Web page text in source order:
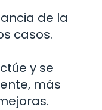
de la
casos.
y se
más